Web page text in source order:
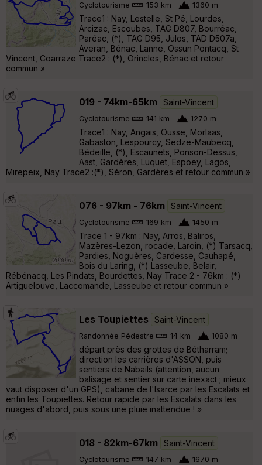
Cyclotourisme 153 km 1360 m
Trace1 : Nay, Lestelle, St Pé, Lourdes,
Arcizac, Escoubes, TAG D807, Bourréac,
Paréac, (*), TAG D95, Julos, TAD D507a,
Averan, Bénac, Lanne, Ossun Pontacq, St
Vincent, Coarraze Trace2 : (*), Orincles, Bénac et retour
commun »
019 - 74km-65km Saint-Vincent
Cyclotourisme 141 km 1270 m
Trace1 : Nay, Angais, Ousse, Morlaas,
Gabaston, Lespourcy, Sedze-Maubecq,
Bédeille, (*), Escaunets, Ponson-Dessus,
Aast, Gardères, Luquet, Espoey, Lagos,
Mirepeix, Nay Trace2 :(*), Séron, Gardères et retour commun »
076 - 97km - 76km Saint-Vincent
Cyclotourisme 169 km 1450 m
Trace 1 - 97km : Nay, Arros, Baliros,
Mazères-Lezon, rocade, Laroin, (*) Tarsacq,
Pardies, Noguères, Cardesse, Cauhapé,
Bois du Laring, (*) Lasseube, Belair,
Rébénacq, Les Pindats, Bourdettes, Nay Trace 2 - 76km : (*)
Artiguelouve, Laccomande, Lasseube et retour commun »
Les Toupiettes Saint-Vincent
Randonnée Pédestre 14 km 1080 m
départ près des grottes de Bétharram;
direction les carrières d'ASSON, puis
sentiers de Nabails (attention, aucun
balisage et sentier sur carte inexact ; mieux
vaut disposer d'un GPS), cabane de l'Isarce par les Escalats et
enfin les Toupiettes. Retour rapide par les Escalats dans les
nuages d'abord, puis sous une pluie inattendue ! »
018 - 82km-67km Saint-Vincent
Cyclotourisme 147 km 1670 m